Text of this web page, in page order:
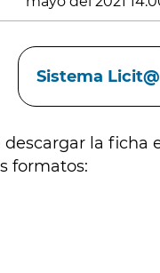
Sistema Licit@
descargar la ficha
formatos: